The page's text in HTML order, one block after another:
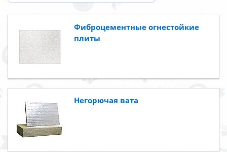
Фиброцементные огнестойкие
плиты
Негорючая вата